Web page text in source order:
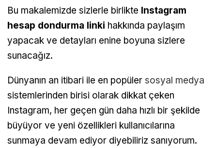
Bu makalemizde sizlerle birlikte Instagram
hesap dondurma linki hakkında paylaşım
yapacak ve detayları enine boyuna sizlere
sunacağız.
Dünyanın an itibari ile en popüler sosyal medya
sistemlerinden birisi olarak dikkat çeken
Instagram, her geçen gün daha hızlı bir şekilde
büyüyor ve yeni özellikleri kullanıcılarına
sunmaya devam ediyor diyebiliriz sanıyorum.